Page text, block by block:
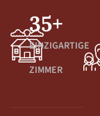
EINZIGARTIGE
ZIMMER
35+